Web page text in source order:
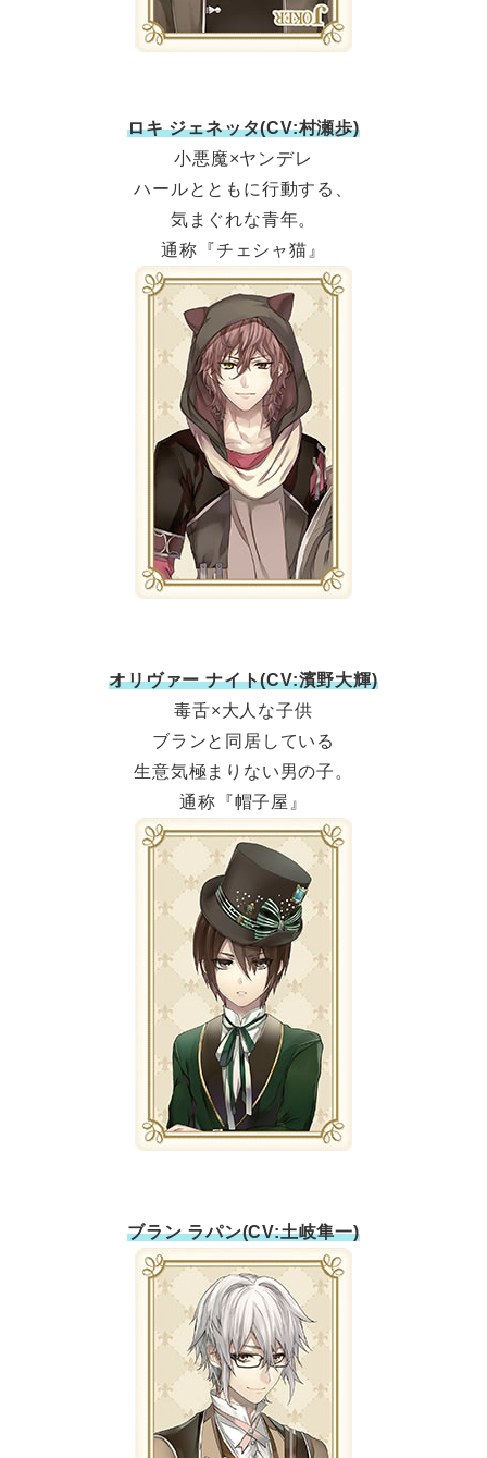
ロキ ジェネッタ(CV:村瀬歩)
小悪魔×ヤンデレ
ハールとともに行動する、
気まぐれな青年。
通称『チェシャ猫』
オリヴァー ナイト(CV:濱野大輝)
毒舌×大人な子供
ブランと同居している
生意気極まりない男の子。
通称『帽子屋』
ブラン ラパン(CV:土岐隼一)